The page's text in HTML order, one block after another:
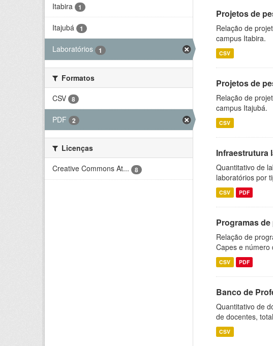
Itabira 1
Itajubá 1
Laboratórios 1
Formatos
CSV
8
PDF 2
Licenças
Creative Commons At...
8
Projetos de
Relação de
campus Itabira.
CSV
Projetos de
Relação de
campus Itajubá.
CSV
Infraestrutura
Quantitativo de
laboratórios por
CSV PDF
Programas
Relação de
Capes e número
CSV PDF
Banco de
Quantitativo de
de docentes,
CSV